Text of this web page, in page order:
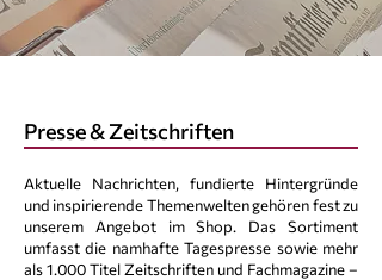
Presse & Zeitschriften
Aktuelle Nachrichten, fundierte Hintergründe
und inspirierende Themenwelten gehören fest zu
unserem Angebot im Shop. Das Sortiment
umfasst die namhafte Tagespresse sowie mehr
als 1.000 Titel Zeitschriften und Fachmagazine –